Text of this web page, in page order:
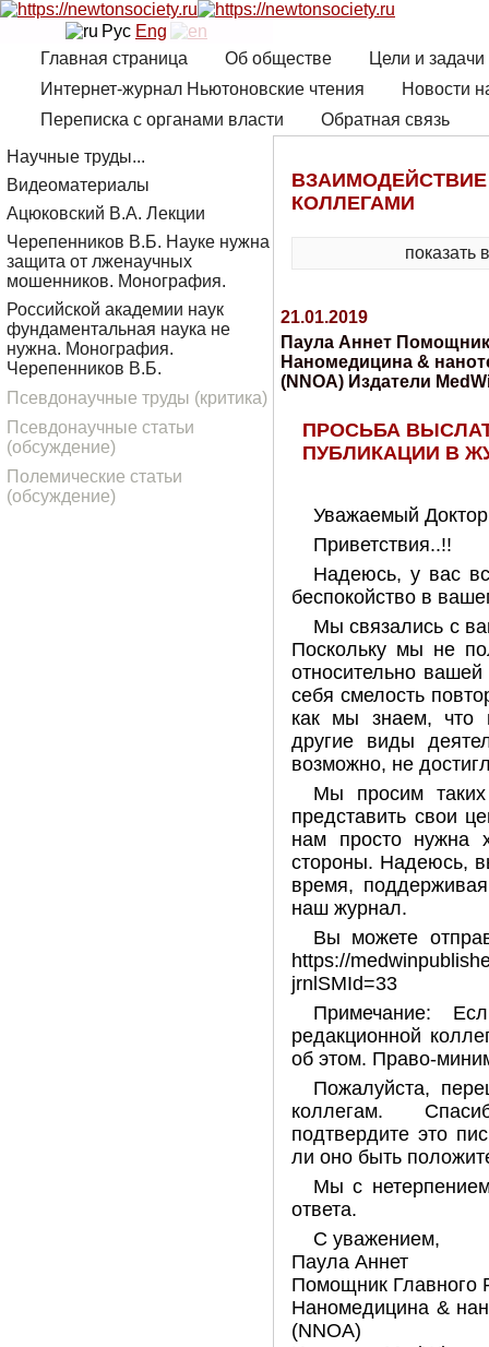
Рус Eng
Главная страница
Об обществе
Цели и
Интернет-журнал Ньютоновские чтения
Новости
Переписка с органами власти
Обратная связь
КОЛЛЕГАМИ
показать
21.01.2019
Паула Аннет
Наномедицина &
(NNOA) Издатели
ПРОСЬБА
ПУБЛИКАЦИИ В
Уважаемый
Приветствия..!!
Надеюсь, у вас
беспокойство в
Мы связались с
Поскольку мы не
относительно
себя смелость
как мы знаем, что
другие виды
возможно, не
Мы просим
представить свои
нам просто нужна
стороны. Надеюсь,
время,
наш журнал.
Вы можете
https://
jrnlSMId=33
Примечание:
редакционной
об этом. Право-
Пожалуйста,
коллегам.
подтвердите это
ли оно быть
Мы с
ответа.
С уважением,
Паула Аннет
Помощник Главного
Наномедицина &
(NNOA)
Научные труды...
Видеоматериалы
Ацюковский В.А. Лекции
Черепенников В.Б. Науке нужна
защита от лженаучных
мошенников. Монография.
Российской академии наук
фундаментальная наука не
нужна. Монография.
Черепенников В.Б.
Псевдонаучные труды (критика)
Псевдонаучные статьи
(обсуждение)
Полемические статьи
(обсуждение)